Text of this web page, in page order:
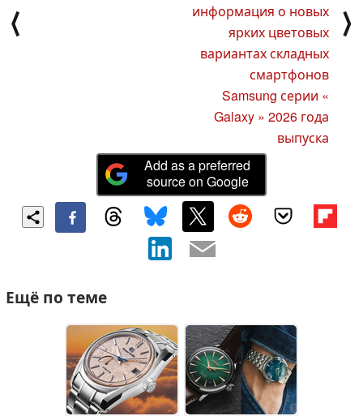
⟨
информация о новых
ярких цветовых
вариантах складных
смартфонов
Samsung серии «
Galaxy » 2026 года
выпуска
⟩
Add as a preferred
source on Google
Ещё по теме